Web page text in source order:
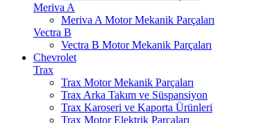
Meriva A
Meriva A Motor Mekanik Parçaları
Vectra B
Vectra B Motor Mekanik Parçaları
Chevrolet
Trax
Trax Motor Mekanik Parçaları
Trax Arka Takım ve Süspansiyon
Trax Karoseri ve Kaporta Ürünleri
Trax Motor Elektrik Parçaları